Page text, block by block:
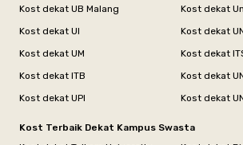
Kost dekat UB Malang
Kost dekat
Kost dekat UI
Kost dekat
Kost dekat UM
Kost dekat
Kost dekat ITB
Kost dekat
Kost dekat UPI
Kost dekat
Kost Terbaik Dekat Kampus Swasta